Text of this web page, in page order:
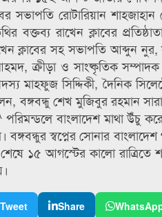
সভাপতি রোটারিয়ান
বক্তব্য রাখেন ক্লাবের
ক্লাবের সহ সভাপতি আব্দুন
ক্রীড়া ও সাংষ্কৃতিক
মাহফুজ সিদ্দিকী, দৈনিক
বঙ্গবন্ধু শেখ মুজিবুর রহমান
বাংলাদেশ মাথা উঁচু
বঙ্গবন্ধুর স্বপ্নের সোনার
১৫ আগস্টের কালো রাত্রিতে
Tweet Share